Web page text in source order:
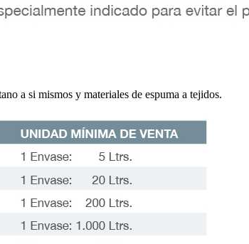
a si mismos y materiales de espuma a tejidos.